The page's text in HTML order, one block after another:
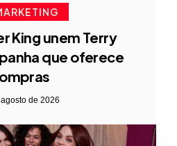
King unem Terry
que oferece
de 2026